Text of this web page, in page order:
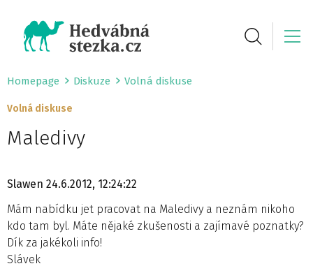
Homepage Diskuze Volná diskuse
Volná diskuse
Maledivy
Slawen 24.6.2012, 12:24:22
Mám nabídku jet pracovat na Maledivy a neznám nikoho
kdo tam byl. Máte nějaké zkušenosti a zajímavé poznatky?
Dík za jakékoli info!
Slávek